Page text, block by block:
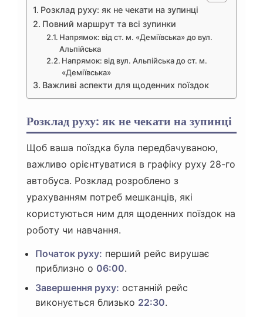
Розклад руху: як не чекати на зупинці
Повний маршрут та всі зупинки
Напрямок: від ст. м. «Деміївська» до вул.
Альпійська
Напрямок: від вул. Альпійська до ст. м.
«Деміївська»
Важливі аспекти для щоденних поїздок
Розклад руху: як не чекати на зупинці
Щоб ваша поїздка була передбачуваною,
важливо орієнтуватися в графіку руху 28-го
автобуса. Розклад розроблено з
урахуванням потреб мешканців, які
користуються ним для щоденних поїздок на
роботу чи навчання.
Початок руху: перший рейс вирушає
приблизно о 06:00.
Завершення руху: останній рейс
виконується близько 22:30.